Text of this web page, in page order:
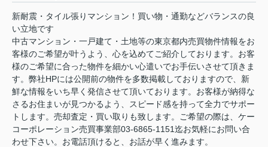
新耐震・タイル張りマンション！買い物・通勤などバランスの良
い立地です
中古マンション・一戸建て・土地等の東京都内売買物件情報をお
客様のご希望が叶うよう、心を込めてご紹介しております。お客
様のご希望に合った物件を細かい心遣いでお手伝いさせて頂きま
す。弊社HPには公開前の物件を多数掲載しておりますので、新
鮮な情報をいち早く発信させて頂いております。お客様が納得な
さるお住まいが見つかるよう、スピード感を持って全力でサポー
トします。売却査定・買い取りも致します。ご希望の際は、ケー
コーポレーション売買事業部03-6865-1151迄お気軽にお問い合
わせ下さい。お電話頂けると、お話が早く進みます。